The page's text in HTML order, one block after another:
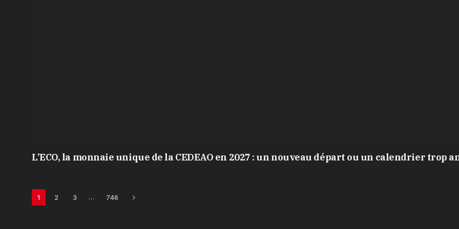
L’ECO, la monnaie unique de la CEDEAO en 2027 : un nouveau départ ou un calendrier trop
1 2 3 … 746 Next